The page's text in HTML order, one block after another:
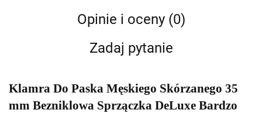
Opinie i oceny (0)
Zadaj pytanie
Klamra Do Paska Męskiego Skórzanego 35
mm Bezniklowa Sprzączka DeLuxe Bardzo